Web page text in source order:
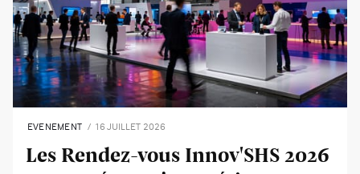
EVENEMENT 16 JUILLET 2026
Les Rendez-vous Innov'SHS 2026